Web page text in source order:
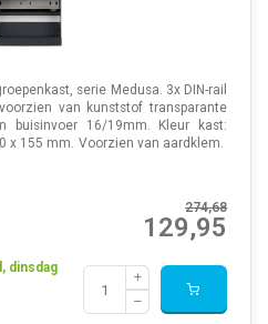
serie Medusa. 3x DIN-rail
van kunststof transparante
buisinvoer 16/19mm. Kleur kast:
x 155 mm. Voorzien van aardklem.
274,68
129,95
dinsdag